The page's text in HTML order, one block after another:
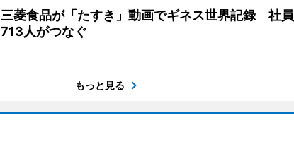
三菱食品が「たすき」動画でギネス世界記録 社員
713人がつなぐ
もっと見る